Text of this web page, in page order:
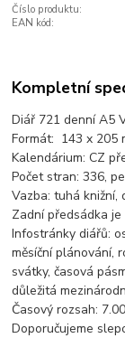
Číslo produktu:
EAN kód:
Kompletní
Diář 721 denní A5
Formát: 143 x 205
Kalendárium: CZ
Počet stran: 336,
Vazba: tuhá knižní,
Zadní předsádka je
Infostránky diářů:
měsíční plánování,
svátky, časová
důležitá
Časový rozsah:
Doporučujeme